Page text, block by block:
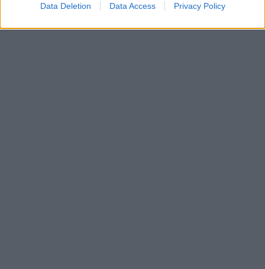
Data Deletion Data Access Privacy Policy